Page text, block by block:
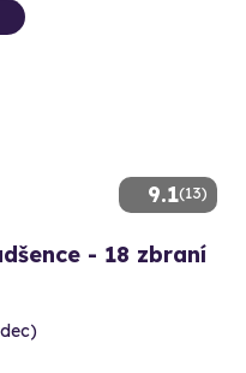
9.1(13)
- 18 zbraní